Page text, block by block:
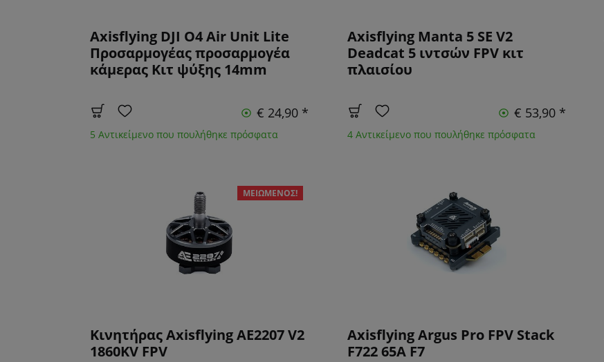
Axisflying DJI O4 Air Unit Lite
Προσαρμογέας προσαρμογέα
κάμερας Κιτ ψύξης 14mm
€ 24,90 *
5 Αντικείμενο που πουλήθηκε πρόσφατα
Axisflying Manta 5 SE V2
Deadcat 5 ιντσών FPV κιτ
πλαισίου
€ 53,90 *
4 Αντικείμενο που πουλήθηκε πρόσφατα
ΜΕΙΩΜΈΝΟΣ!
Κινητήρας Axisflying AE2207 V2
1860KV FPV
Axisflying Argus Pro FPV Stack
F722 65A F7